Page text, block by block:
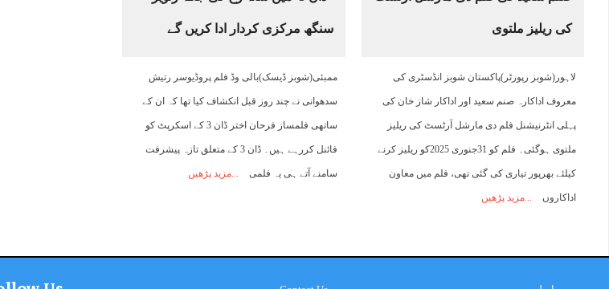
کی ریلیز ملتوی
لاہور(شوبز رپورٹر)پاکستان شوبز انڈسٹری کی
معروف اداکارہ صنم سعید اور اداکار شاز خان کی
پہلی انٹرنیشنل فلم دی مارشل آرٹسٹ کی ریلیز
ملتوی ہوگئی۔ فلم کو 31جنوری 2025کو ریلیز کرنے
کیلئے بھرپور تیاری کی گئی تھی، فلم میں معاون
اداکاروں مزید پڑھیں
سنگھ مرکزی کردار ادا کریں گے
ممبئی(شوبز ڈیسک)بالی وڈ فلم پروڈیوسر رتیش
سدھوانی نے چند روز قبل انکشاف کیا تھا کہ ان کے
ساتھی فلمساز فرحان اختر ڈان 3 کے اسکرپٹ کو
فائنل کررہے ہیں۔ ڈان 3 کے متعلق تازہ پیشرفت
سامنے آتے ہی یہ فلمی مزید پڑھیں